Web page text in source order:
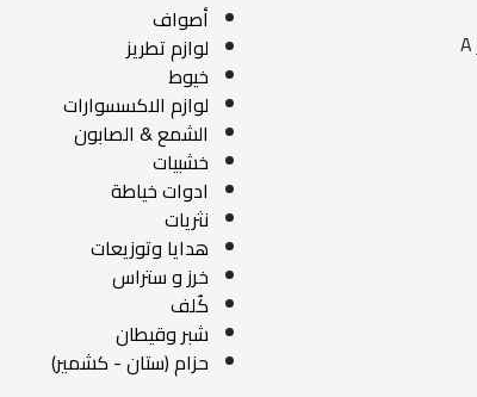
أصواف
لوازم تطريز
خيوط
لوازم الاكسسوارات
الشمع & الصابون
خشبيات
ادوات خياطة
نثريات
هدايا وتوزيعات
خرز و ستراس
كُلف
شبر وقيطان
حزام (ستان - كشمير)